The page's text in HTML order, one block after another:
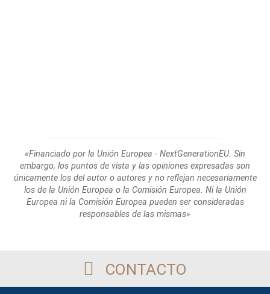
«Financiado por la Unión Europea - NextGenerationEU. Sin
embargo, los puntos de vista y las opiniones expresadas son
únicamente los del autor o autores y no reflejan necesariamente
los de la Unión Europea o la Comisión Europea. Ni la Unión
Europea ni la Comisión Europea pueden ser consideradas
responsables de las mismas»
CONTACTO